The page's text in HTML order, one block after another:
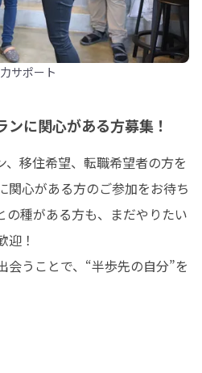
サポート
に関心がある方募集！
、移住希望、転職希望者の方を
関心がある方のご参加をお待ち
の種がある方も、まだやりたい
迎！
会うことで、“半歩先の自分”を